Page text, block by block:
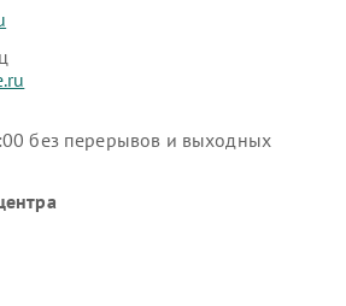
без перерывов и выходных